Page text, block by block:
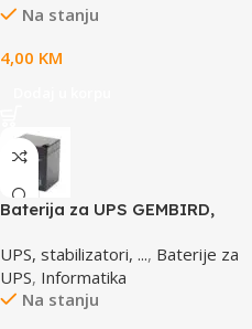
Na stanju
4,00 KM
Baterija za UPS GEMBIRD,
UPS, stabilizatori, ..., Baterije za
UPS, Informatika
Na stanju